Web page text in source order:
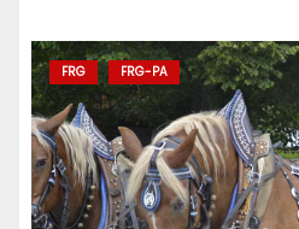
FRG FRG-PA